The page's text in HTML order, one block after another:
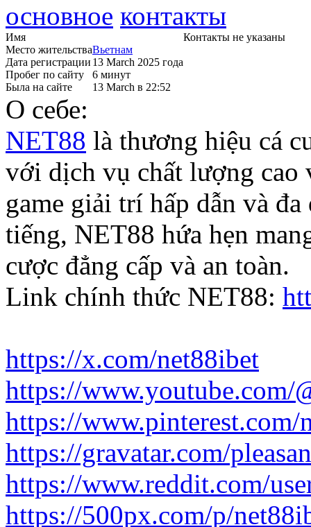
основное контакты
Имя
Место жительстваВьетнам
Дата регистрации 13 March 2025 года
Пробег по сайту
6 минут
Была на сайте
13 March в 22:52
Контакты не указаны
О себе:
NET88 là thương hiệu cá
với dịch vụ chất lượng cao
game giải trí hấp dẫn và
tiếng, NET88 hứa hẹn
cược đẳng cấp và an toàn.
Link chính thức NET88:
https://x.com/net88ibet
https://www.youtube.com/
https://
https://gravatar.com/
https://www.reddit.com/
https://500px.com/p/